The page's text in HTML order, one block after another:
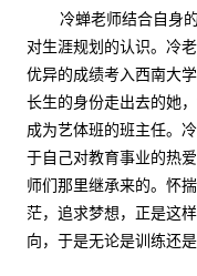
冷蝉老师结合自身
对生涯规划的认识。冷
优异的成绩考入西南大
长生的身份走出去的她
成为艺体班的班主任。
于自己对教育事业的热
师们那里继承来的。怀
茫，追求梦想，正是这
向，于是无论是训练还